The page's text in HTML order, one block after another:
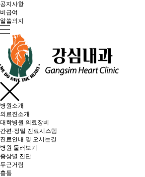
공지사항
비급여
알쓸의지
병원소개
의료진소개
대학병원 의료장비
간편·정밀 진료시스템
진료안내 및 오시는길
병원 둘러보기
증상별 진단
두근거림
흉통